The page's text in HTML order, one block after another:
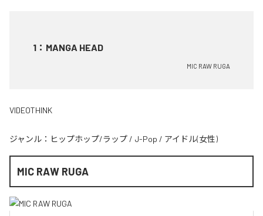
1 ： MANGA HEAD
MIC RAW RUGA
VIDEOTHINK
ジャンル： ヒップホップ/ラップ / J-Pop / アイドル(女性)
MIC RAW RUGA